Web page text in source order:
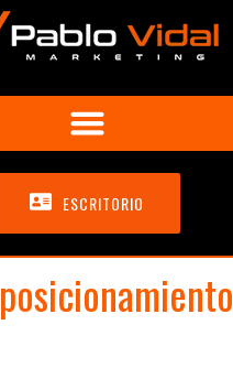
ESCRITORIO
posicionamiento